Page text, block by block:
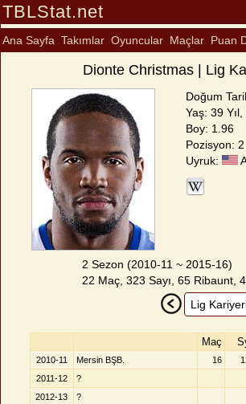
TBLStat.net
Ana Sayfa Takımlar Oyuncular Maçlar Puan
Dionte Christmas | Lig
Doğum
Yaş: 39
Boy: 1.96
Pozisyon: 2
Uyruk:
2 Sezon (2010-11 ~ 2015-16)
22 Maç, 323 Sayı, 65 Ribaunt,
Maç
2010-11 Mersin BŞB. 16
2011-12
?
2012-13
?